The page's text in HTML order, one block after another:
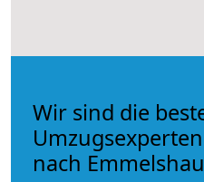
Wir sind die
nach